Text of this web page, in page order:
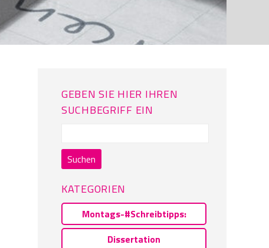
GEBEN SIE HIER IHREN
SUCHBEGRIFF EIN
KATEGORIEN
Montags-#Schreibtipps:
Dissertation